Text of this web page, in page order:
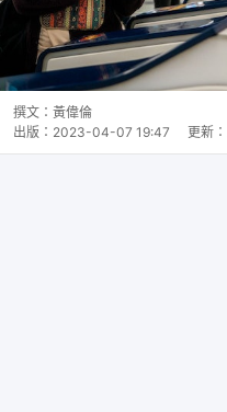
撰文： 黃偉倫
出版： 2023-04-07 19:47 更新：